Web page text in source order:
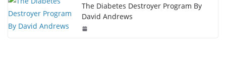
The Diabetes Destroyer Program By
David Andrews